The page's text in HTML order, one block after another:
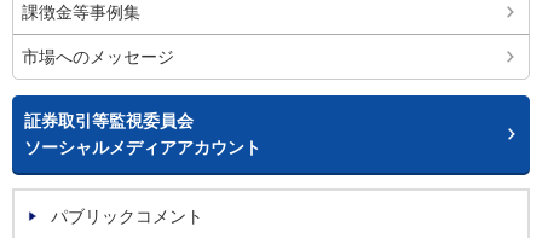
課徴金等事例集
市場へのメッセージ
証券取引等監視委員会
ソーシャルメディアアカウント
パブリックコメント